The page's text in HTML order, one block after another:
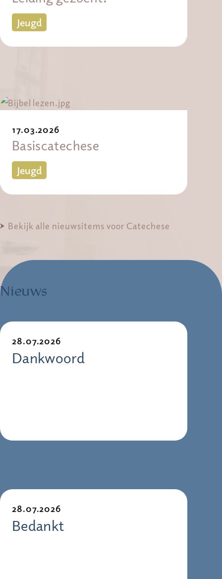
Jeugd
17.03.2026
Basiscatechese
Jeugd
Bekijk alle nieuwsitems voor Catechese
Nieuws
28.07.2026
Dankwoord
28.07.2026
Bedankt